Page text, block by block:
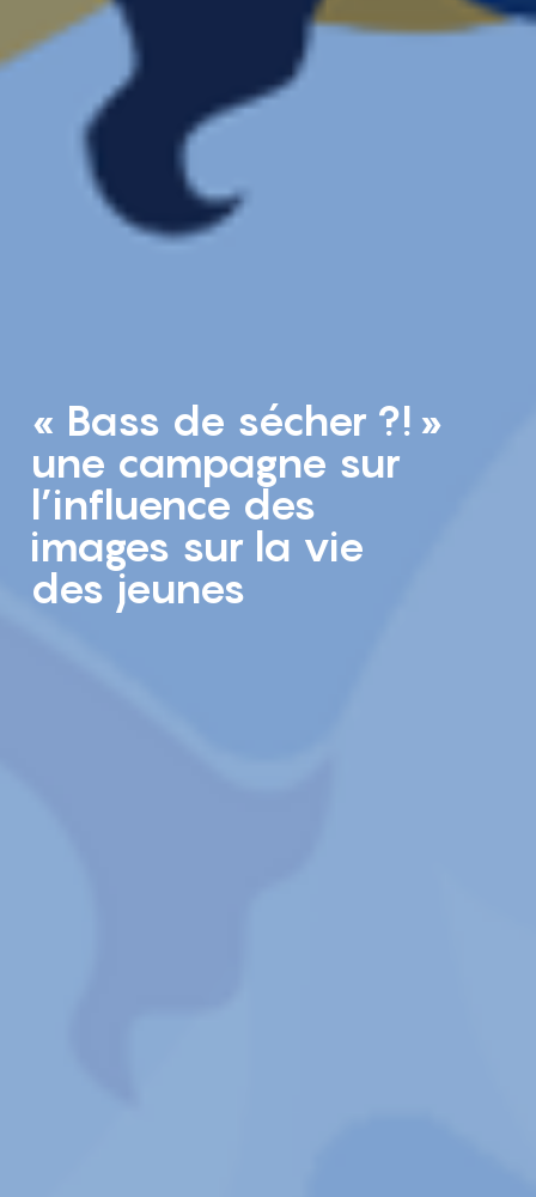
« Bass de sécher ?! »
une campagne sur
l’influence des
images sur la vie
des jeunes